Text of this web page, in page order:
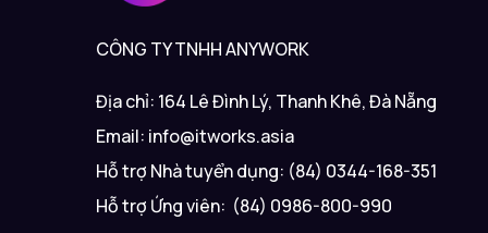
CÔNG TY TNHH ANYWORK
Địa chỉ: 164 Lê Đình Lý, Thanh Khê, Đà Nẵng
Email: info@itworks.asia
Hỗ trợ Nhà tuyển dụng: (84) 0344-168-351
Hỗ trợ Ứng viên: (84) 0986-800-990